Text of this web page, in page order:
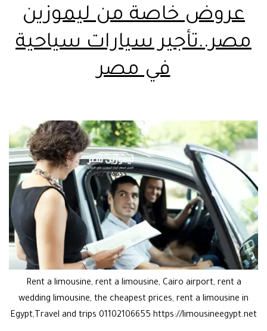
عروض خاصة من ليموزين
مصر..تأجير سيارات سياحية
في مصر
Rent a limousine, rent a limousine, Cairo airport, rent a
wedding limousine, the cheapest prices, rent a limousine in
Egypt,Travel and trips 01102106655 https://limousineegypt.net